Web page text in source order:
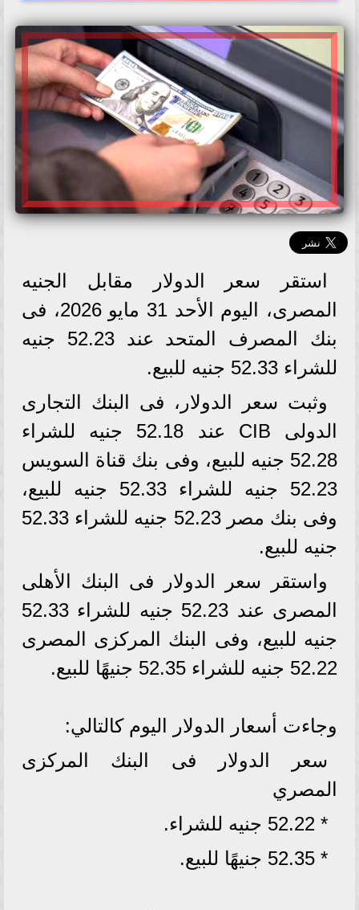
استقر سعر الدولار مقابل الجنيه
المصرى، اليوم الأحد 31 مايو 2026، فى
بنك المصرف المتحد عند 52.23 جنيه
للشراء 52.33 جنيه للبيع.
وثبت سعر الدولار، فى البنك التجارى
الدولى CIB عند 52.18 جنيه للشراء
52.28 جنيه للبيع، وفى بنك قناة السويس
52.23 جنيه للشراء 52.33 جنيه للبيع،
وفى بنك مصر 52.23 جنيه للشراء 52.33
جنيه للبيع.
واستقر سعر الدولار فى البنك الأهلى
المصرى عند 52.23 جنيه للشراء 52.33
جنيه للبيع، وفى البنك المركزى المصرى
52.22 جنيه للشراء 52.35 جنيهًا للبيع.
وجاءت أسعار الدولار اليوم كالتالي:
سعر الدولار فى البنك المركزى
المصري
* 52.22 جنيه للشراء.
* 52.35 جنيهًا للبيع.